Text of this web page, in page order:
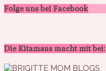
Folge uns bei Facebook
Die Kitamaus macht mit bei: